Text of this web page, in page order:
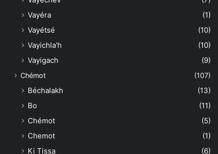
Vayéra
(1)
Vayétsé
(10)
Vayichla'h
(10)
Vayigach
(9)
Chémot (107)
Béchalakh
(13)
Bo
(11)
Chémot
(5)
Chemot
(1)
Ki Tissa
(6)